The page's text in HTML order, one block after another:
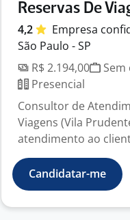
Reservas De
4,2 Empresa
São Paulo - SP
R$ 2.194,00
Sem
Presencial
Consultor de
Viagens (Vila
atendimento ao
Candidatar-me